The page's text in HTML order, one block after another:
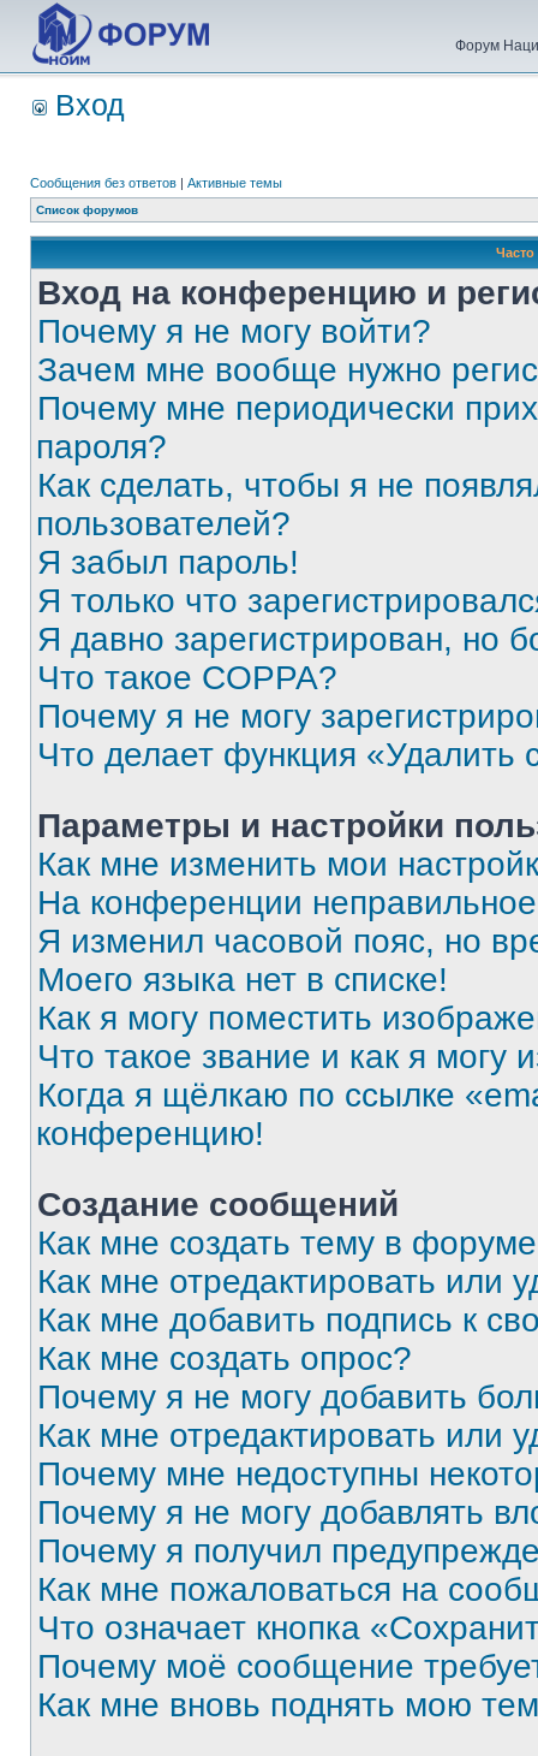
Форум
Вход
Сообщения без ответов | Активные темы
Список форумов
Вход на конференцию и
Почему я не могу войти?
Зачем мне вообще нужно
Почему мне периодически
пароля?
Как сделать, чтобы я не
пользователей?
Я забыл пароль!
Я только что
Я давно зарегистрирован, но
Что такое COPPA?
Почему я не могу
Что делает функция «Удалить
Параметры и настройки
Как мне изменить мои
На конференции
Я изменил часовой пояс, но
Моего языка нет в списке!
Как я могу поместить
Что такое звание и как я могу
Когда я щёлкаю по ссылке
конференцию!
Создание сообщений
Как мне создать тему в
Как мне отредактировать или
Как мне добавить подпись к
Как мне создать опрос?
Почему я не могу добавить
Как мне отредактировать или
Почему мне недоступны
Почему я не могу добавлять
Почему я получил
Как мне пожаловаться на
Что означает кнопка
Почему моё сообщение
Как мне вновь поднять мою